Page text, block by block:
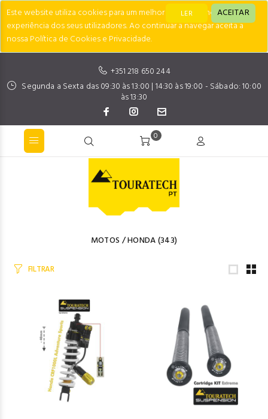
Este website utiliza cookies para um melhor desempenho e
experiência dos seus utilizadores. Ao continuar a navegar aceita a
nossa Política de Cookies e Privacidade.
LER ACEITAR
+351 218 650 244
Segunda a Sexta das 09:30 às 13:00 | 14:30 às 19:00 - Sábado: 10:00
às 13:30
0
MOTOS /HONDA(343)
FILTRAR